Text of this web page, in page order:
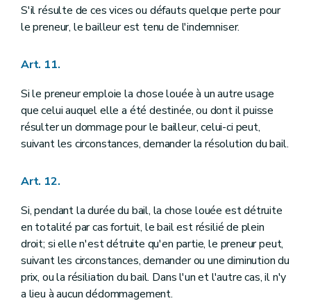
S'il résulte de ces vices ou défauts quelque perte pour
le preneur, le bailleur est tenu de l'indemniser.
Art. 11.
Si le preneur emploie la chose louée à un autre usage
que celui auquel elle a été destinée, ou dont il puisse
résulter un dommage pour le bailleur, celui-ci peut,
suivant les circonstances, demander la résolution du bail.
Art. 12.
Si, pendant la durée du bail, la chose louée est détruite
en totalité par cas fortuit, le bail est résilié de plein
droit; si elle n'est détruite qu'en partie, le preneur peut,
suivant les circonstances, demander ou une diminution du
prix, ou la résiliation du bail. Dans l'un et l'autre cas, il n'y
a lieu à aucun dédommagement.